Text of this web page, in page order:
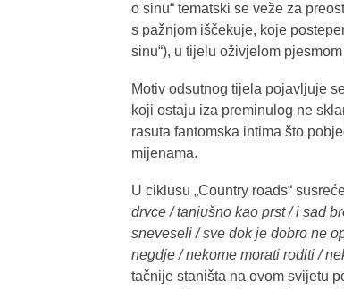
o sinu“ tematski se veže za
s pažnjom iščekuje, koje
sinu“), u tijelu oživjelom pjesmom
Motiv odsutnog tijela pojavljuje
koji ostaju iza preminulog ne
rasuta fantomska intima što
mijenama.
U ciklusu „Country roads“
drvce / tanjušno kao prst / i sad
sneveseli / sve dok je dobro ne
negdje / nekome morati roditi /
tačnije staništa na ovom svijetu